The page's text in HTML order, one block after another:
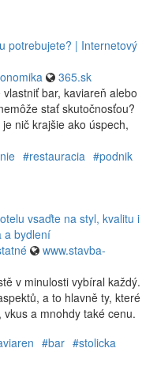
potrebujete? | Internetový
365.sk
bar, kaviareň alebo
stať skutočnosťou?
nič krajšie ako úspech,
#restauracia #podnik
vsaďte na styl, kvalitu i
a bydlení
www.stavba-
v minulosti vybíral každý.
a to hlavně ty, které
a mnohdy také cenu.
#bar #stolicka